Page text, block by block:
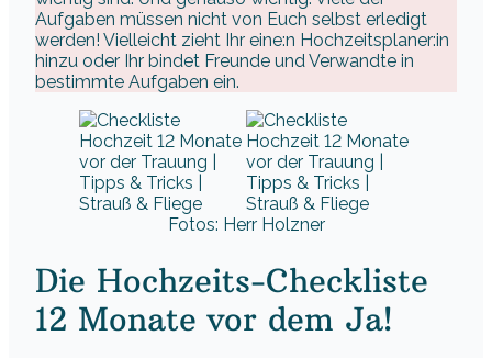
Aufgaben müssen nicht von Euch selbst erledigt
werden! Vielleicht zieht Ihr eine:n Hochzeitsplaner:in
hinzu oder Ihr bindet Freunde und Verwandte in
bestimmte Aufgaben ein.
Fotos: Herr Holzner
Die Hochzeits-Checkliste
12 Monate vor dem Ja!